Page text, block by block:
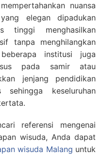
nuansa
elegan dipadukan
tinggi menghasilkan
tanpa menghilangkan
institusi juga
pada samir atau
jenjang pendidikan
keseluruhan
referensi mengenai
wisuda, Anda dapat
wisuda Malang untuk